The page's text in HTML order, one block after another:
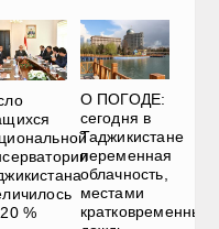
%
О ПОГОДЕ:
сегодня в
Таджикистане
переменная
облачность,
местами
кратковременный